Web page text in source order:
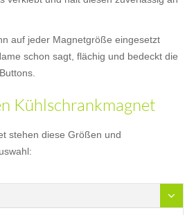
auf jeder Magnetgröße eingesetzt
schon sagt, flächig und bedeckt die
Kühlschrankmagnet
stehen diese Größen und